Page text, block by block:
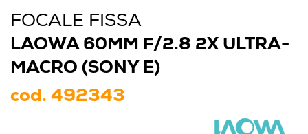
FOCALE FISSA
LAOWA 60MM F/2.8 2X ULTRA-
MACRO (SONY E)
cod. 492343